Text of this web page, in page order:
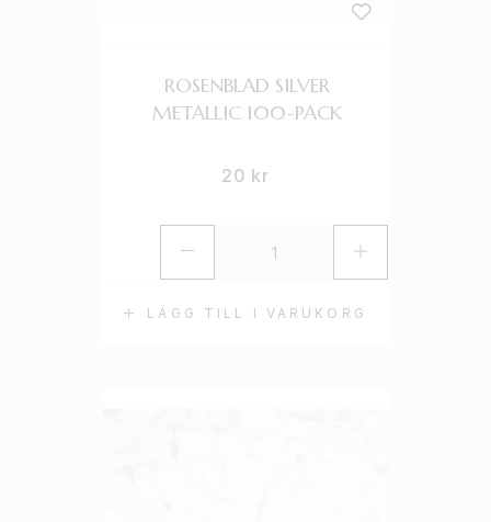
LÄGG TILL I VARUKORG
ROSENBLAD SILVER
METALLIC 100-PACK
20 kr